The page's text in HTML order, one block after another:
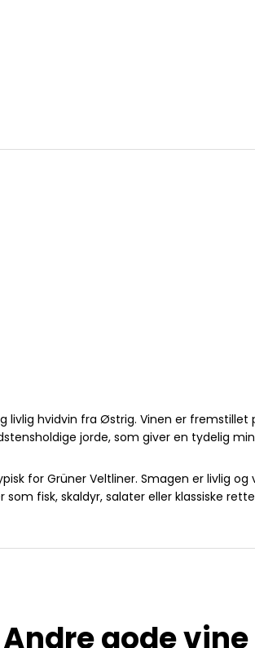
hvidvin fra Østrig. Vinen er fremstillet
jorde, som giver en tydelig
for Grüner Veltliner. Smagen er livlig
fisk, skaldyr, salater eller klassiske
Andre gode vine